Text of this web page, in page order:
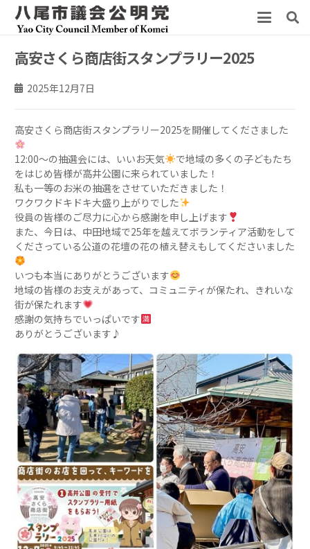
高安さくら商店街スタンプラリー2025
2025年12月7日
高安さくら商店街スタンプラリー2025を開催してくださました
12:00〜の抽選会には、いいお天気
で地域の多くの子どもたち
をはじめ皆様が高井公園に来られていました！
私も一等のお米の抽選をさせていただきました！
ワクワクドキドキ大盛り上がりでした
役員の皆様のご尽力に心から感謝を申し上げます
また、今日は、中田地域で25年を越えてボランティア活動をして
くださっている公道の花壇の花の植え替えもしてくださいました
いつも本当にありがとうございます
地域の皆様のお支えがあって、コミュニティが保たれ、きれいな
街が保たれます
感謝の気持ちでいっぱいです
ありがとうございます♪